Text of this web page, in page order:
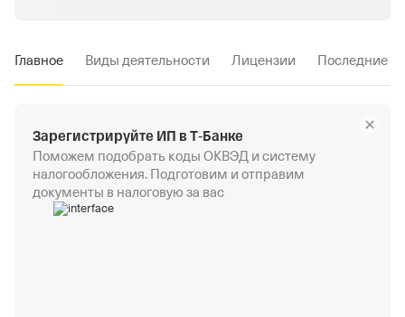
Главное Виды деятельности Лицензии Последние
Зарегистрируйте ИП в Т‑Банке
Поможем подобрать коды ОКВЭД и систему
налогообложения. Подготовим и отправим
документы в налоговую за вас